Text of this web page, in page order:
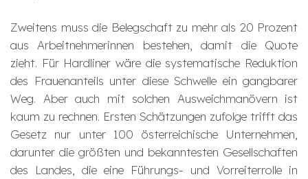
Zweitens muss die Belegschaft zu mehr als 20 Prozent
aus Arbeitnehmerinnen bestehen, damit die Quote
zieht. Für Hardliner wäre die systematische Reduktion
des Frauenanteils unter diese Schwelle ein gangbarer
Weg. Aber auch mit solchen Ausweichmanövern ist
kaum zu rechnen. Ersten Schätzungen zufolge trifft das
Gesetz nur unter 100 österreichische Unternehmen,
darunter die größten und bekanntesten Gesellschaften
des Landes, die eine Führungs- und Vorreiterrolle in